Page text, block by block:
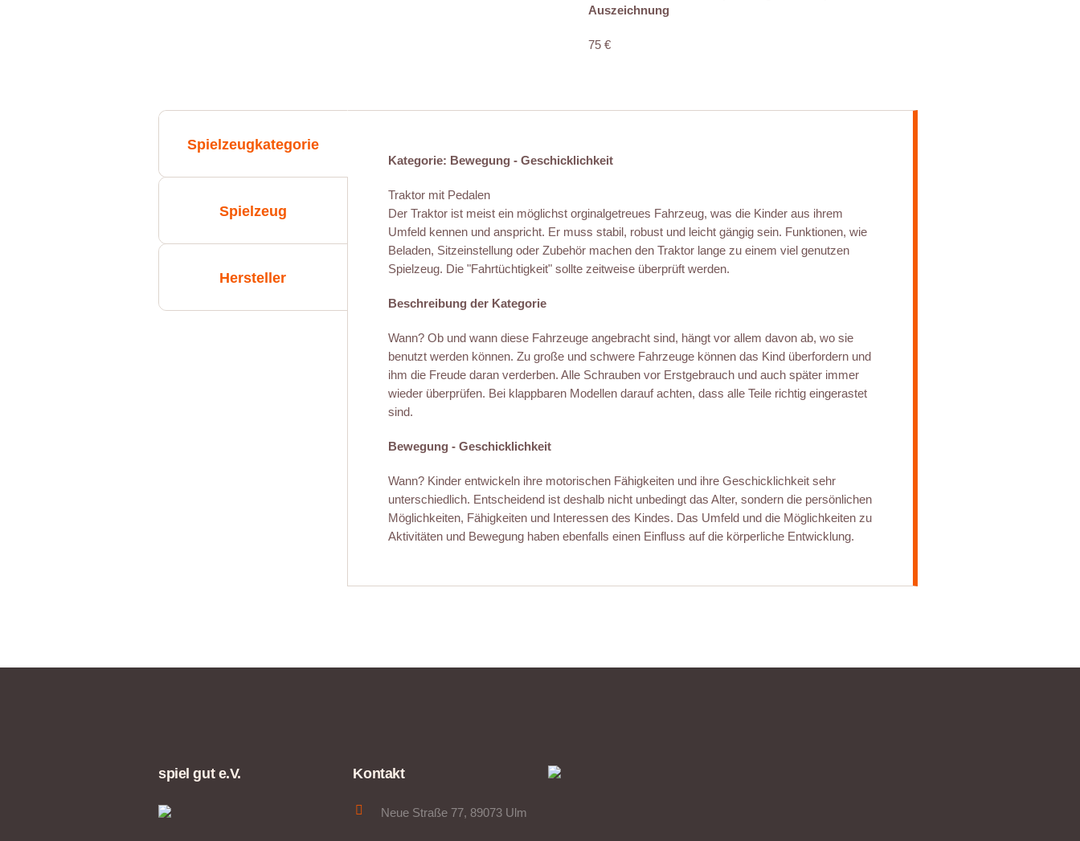
Auszeichnung
75 €
Spielzeugkategorie
Spielzeug
Hersteller
Kategorie: Bewegung - Geschicklichkeit
Traktor mit Pedalen
Der Traktor ist meist ein möglichst orginalgetreues Fahrzeug, was die Kinder aus ihrem
Umfeld kennen und anspricht. Er muss stabil, robust und leicht gängig sein. Funktionen, wie
Beladen, Sitzeinstellung oder Zubehör machen den Traktor lange zu einem viel genutzen
Spielzeug. Die "Fahrtüchtigkeit" sollte zeitweise überprüft werden.
Beschreibung der Kategorie
Wann? Ob und wann diese Fahrzeuge angebracht sind, hängt vor allem davon ab, wo sie
benutzt werden können. Zu große und schwere Fahrzeuge können das Kind überfordern und
ihm die Freude daran verderben. Alle Schrauben vor Erstgebrauch und auch später immer
wieder überprüfen. Bei klappbaren Modellen darauf achten, dass alle Teile richtig eingerastet
sind.
Bewegung - Geschicklichkeit
Wann? Kinder entwickeln ihre motorischen Fähigkeiten und ihre Geschicklichkeit sehr
unterschiedlich. Entscheidend ist deshalb nicht unbedingt das Alter, sondern die persönlichen
Möglichkeiten, Fähigkeiten und Interessen des Kindes. Das Umfeld und die Möglichkeiten zu
Aktivitäten und Bewegung haben ebenfalls einen Einfluss auf die körperliche Entwicklung.
spiel gut e.V. Kontakt
Neue Straße 77, 89073 Ulm